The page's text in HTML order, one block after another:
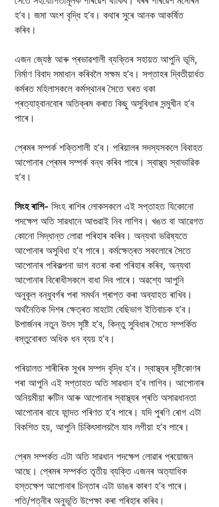
হ’ব। জমা অংশ বৃদ্ধি হ’ব। কথাৰ সুৰে আনক আকৰ্ষিত
কৰিব।
এজন জ্যেষ্ঠ আৰু প্ৰভাৱশালী ব্যক্তিৰ সহায়ত আপুনি ভূমি,
নিৰ্মাণ বিবাদ সমাধান কৰিবলৈ সক্ষম হ’ব। সপ্তাহৰ দ্বিতীয়াৰ্ধত
কৰ্মৰত মহিলাসকলে কৰ্মস্থানৰ সৈতে ঘৰত থকা
প্ৰত্যাহ্বানবোৰ অতিক্ৰম কৰাত কিছু অসুবিধাৰ সন্মুখীন হ’ব
পাৰে।
প্ৰেমৰ সম্পৰ্ক শক্তিশালী হ’ব। পৰিয়ালৰ সদস্যসকলে বিবাহত
আপোনাৰ প্ৰেমৰ সম্পৰ্ক বন্ধ কৰিব পাৰে। স্বাস্থ্য স্বাভাৱিক
হ’ব।
সিংহ ৰাশি- সিংহ ৰাশিৰ লোকসকলে এই সপ্তাহত যিকোনো
পদক্ষেপ অতি সাৱধানে আগুৱাই নিব লাগিব। খঙত বা আৱেগত
কোনো সিদ্ধান্ত লোৱা পৰিহাৰ কৰিব। অন্যথা ভৱিষ্যতে
আপোনাৰ অসুবিধা হ’ব পাৰে। কৰ্মক্ষেত্ৰত সকলোৰে সৈতে
আপোনাৰ পৰিকল্পনা ভাগ বতৰা কৰা পৰিহাৰ কৰিব, অন্যথা
আপোনাৰ বিৰোধীসকলে বাধা দিব পাৰে। অৱশ্যে আপুনি
অনুকূল বন্ধুবৰ্গৰ পৰা সমৰ্থন প্ৰাপ্ত কৰা অব্যাহত ৰাখিব।
অৰ্থনৈতিক দিশৰ ক্ষেত্ৰত মাহটো বেছিভাগ ইতিবাচক হ’ব।
উপাৰ্জনৰ নতুন উৎস সৃষ্টি হ’ব, কিন্তু সুবিধাৰ সৈতে সম্পৰ্কিত
বস্তুবোৰত অধিক ধন ব্যয় হ’ব।
পৰিয়ালত শাৰীৰিক সুখৰ সম্পদ বৃদ্ধি হ’ব। স্বাস্থ্যৰ দৃষ্টিকোণৰ
পৰা আপুনি এই সপ্তাহত অতি সাৱধান হ’ব লাগিব। আপোনাৰ
অনিয়মীয়া ৰুটিন আৰু আপোনাৰ স্বাস্থ্যৰ প্ৰতি অসাৱধানতা
আপোনাৰ বাবে ফান্দত পৰিণত হ’ব পাৰে। যদি পুৰণি ৰোগ এটা
বিকশিত হয়, আপুনি চিকিৎসালয়লৈ যাব লগীয়া হ’ব পাৰে।
প্ৰেম সম্পৰ্কত এটা অতি সাৱধান পদক্ষেপ লোৱাৰ প্ৰয়োজন
আছে। প্ৰেমৰ সম্পৰ্কত তৃতীয় ব্যক্তি এজনৰ অত্যাধিক
হস্তক্ষেপ আপোনাৰ চিন্তাৰ এটা ডাঙৰ কাৰণ হ’ব পাৰে।
পতি/পত্নীৰ অনুভূতি উপেক্ষা কৰা পৰিহাৰ কৰিব।